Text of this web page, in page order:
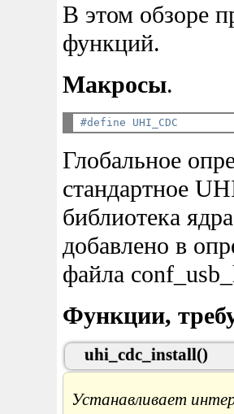
В этом обзоре
функций.
Макросы.
#define UHI_CDC
Глобальное
стандартное
библиотека
добавлено в
файла
Функции,
uhi_cdc_install()
Устанавливает